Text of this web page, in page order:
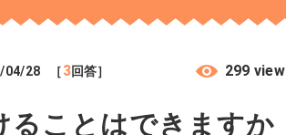
04/28 ［3回答］ 299 view
ることはできますか